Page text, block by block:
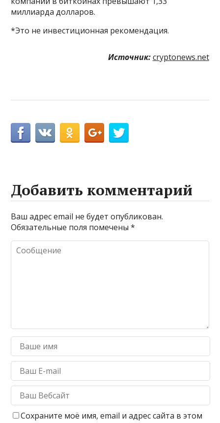
миллиарда долларов.
*Это не инвестиционная рекомендация.
Источник: cryptonews.net
Добавить комментарий
Ваш адрес email не будет опубликован.
Обязательные поля помечены*
Сохраните моё имя, email и адрес сайта в этом